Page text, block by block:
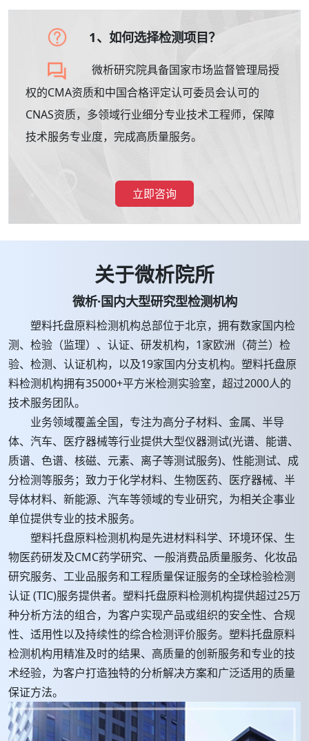
1、如何选择检测项目？
微析研究院具备国家市场监督管理局授
权的CMA资质和中国合格评定认可委员会认可的
CNAS资质，多领域行业细分专业技术工程师，保障
技术服务专业度，完成高质量服务。
立即咨询
关于微析院所
微析·国内大型研究型检测机构
塑料托盘原料检测机构总部位于北京，拥有数家国内检
测、检验（监理）、认证、研发机构，1家欧洲（荷兰）检
验、检测、认证机构，以及19家国内分支机构。塑料托盘原
料检测机构拥有35000+平方米检测实验室，超过2000人的
技术服务团队。
业务领域覆盖全国，专注为高分子材料、金属、半导
体、汽车、医疗器械等行业提供大型仪器测试(光谱、能谱、
质谱、色谱、核磁、元素、离子等测试服务)、性能测试、成
分检测等服务；致力于化学材料、生物医药、医疗器械、半
导体材料、新能源、汽车等领域的专业研究，为相关企事业
单位提供专业的技术服务。
塑料托盘原料检测机构是先进材料科学、环境环保、生
物医药研发及CMC药学研究、一般消费品质量服务、化妆品
研究服务、工业品服务和工程质量保证服务的全球检验检测
认证 (TIC)服务提供者。塑料托盘原料检测机构提供超过25万
种分析方法的组合，为客户实现产品或组织的安全性、合规
性、适用性以及持续性的综合检测评价服务。塑料托盘原料
检测机构用精准及时的结果、高质量的创新服务和专业的技
术经验，为客户打造独特的分析解决方案和广泛适用的质量
保证方法。